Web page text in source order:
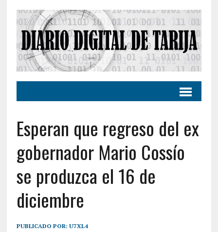
Esperan que regreso del ex
gobernador Mario Cossío
se produzca el 16 de
diciembre
PUBLICADO POR: U7XL4